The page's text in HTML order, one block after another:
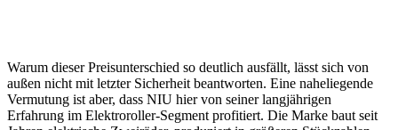
Warum dieser Preisunterschied so deutlich ausfällt, lässt sich von
außen nicht mit letzter Sicherheit beantworten. Eine naheliegende
Vermutung ist aber, dass NIU hier von seiner langjährigen
Erfahrung im Elektroroller-Segment profitiert. Die Marke baut seit